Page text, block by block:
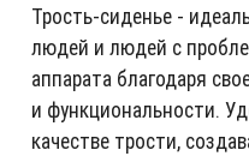
Трость-сиденье -
людей и людей с
аппарата благодаря
и функциональности.
качестве трости,